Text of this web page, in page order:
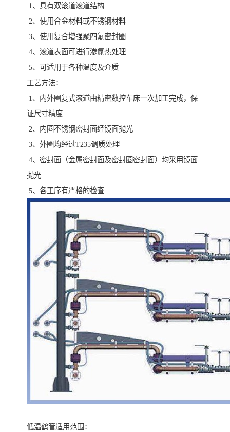
1、具有双滚道滚道结构
2、使用合金材料或不锈钢材料
3、使用复合增强聚四氟密封圈
4、滚道表面可进行渗氮热处理
5、可适用于各种温度及介质
工艺方法：
1、内外圈复式滚道由精密数控车床一次加工完成，保
证尺寸精度
2、内圈不锈钢密封面经镜面抛光
3、外圈均经过T235调质处理
4、密封面（金属密封面及密封圈密封面）均采用镜面
抛光
5、各工序有严格的检查
低温鹤管适用范围：